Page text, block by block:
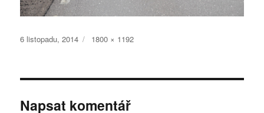
Publikováno:
6 listopadu, 2014
Původní
1800 × 1192
Napsat komentář